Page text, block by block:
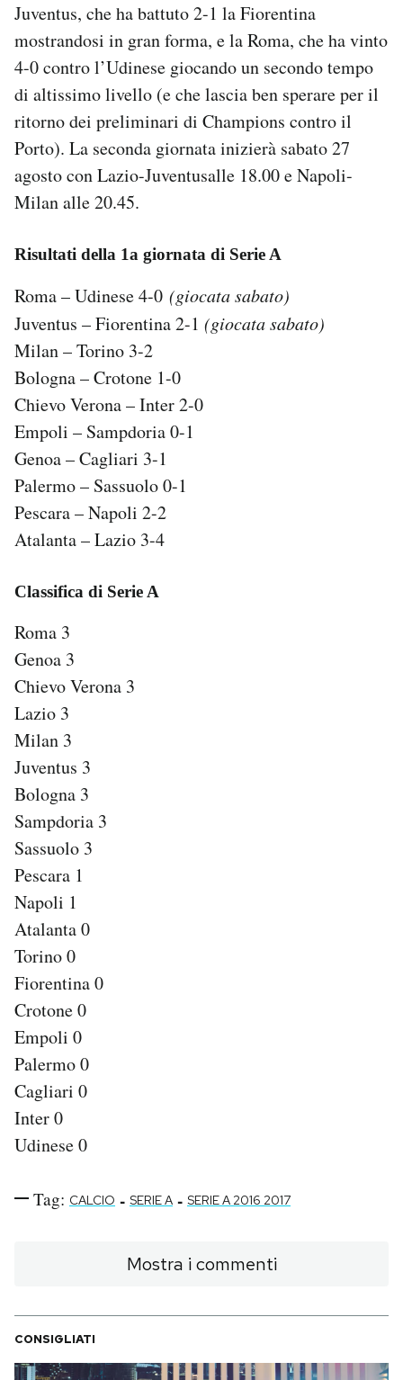
Juventus, che ha battuto 2-1 la Fiorentina
mostrandosi in gran forma, e la Roma, che ha vinto
4-0 contro l’Udinese giocando un secondo tempo
di altissimo livello (e che lascia ben sperare per il
ritorno dei preliminari di Champions contro il
Porto). La seconda giornata inizierà sabato 27
agosto con Lazio-Juventusalle 18.00 e Napoli-
Milan alle 20.45.
Risultati della 1a giornata di Serie A
Roma – Udinese 4-0 (giocata sabato)
Juventus – Fiorentina 2-1 (giocata sabato)
Milan – Torino 3-2
Bologna – Crotone 1-0
Chievo Verona – Inter 2-0
Empoli – Sampdoria 0-1
Genoa – Cagliari 3-1
Palermo – Sassuolo 0-1
Pescara – Napoli 2-2
Atalanta – Lazio 3-4
Classifica di Serie A
Roma 3
Genoa 3
Chievo Verona 3
Lazio 3
Milan 3
Juventus 3
Bologna 3
Sampdoria 3
Sassuolo 3
Pescara 1
Napoli 1
Atalanta 0
Torino 0
Fiorentina 0
Crotone 0
Empoli 0
Palermo 0
Cagliari 0
Inter 0
Udinese 0
Tag: CALCIO - SERIE A - SERIE A 2016 2017
Mostra i commenti
CONSIGLIATI